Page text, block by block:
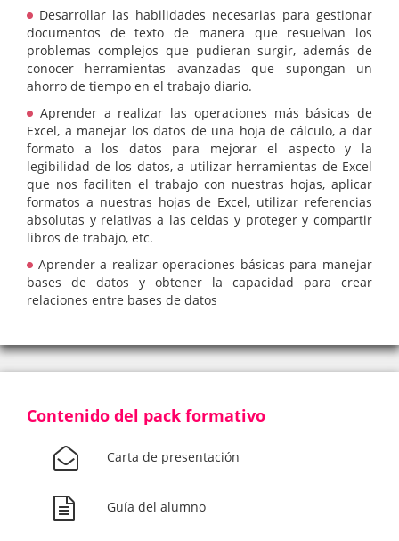
Desarrollar las habilidades necesarias para gestionar
documentos de texto de manera que resuelvan los
problemas complejos que pudieran surgir, además de
conocer herramientas avanzadas que supongan un
ahorro de tiempo en el trabajo diario.
Aprender a realizar las operaciones más básicas de
Excel, a manejar los datos de una hoja de cálculo, a dar
formato a los datos para mejorar el aspecto y la
legibilidad de los datos, a utilizar herramientas de Excel
que nos faciliten el trabajo con nuestras hojas, aplicar
formatos a nuestras hojas de Excel, utilizar referencias
absolutas y relativas a las celdas y proteger y compartir
libros de trabajo, etc.
Aprender a realizar operaciones básicas para manejar
bases de datos y obtener la capacidad para crear
relaciones entre bases de datos
Contenido del pack formativo
Carta de presentación
Guía del alumno